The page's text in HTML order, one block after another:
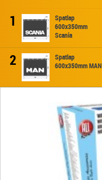
1
Spatlap
600x350mm
Scania
2
Spatlap
600x350mm MAN